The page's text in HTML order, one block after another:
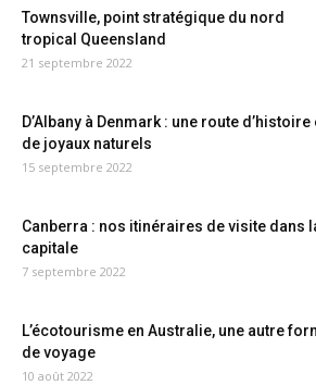
Townsville, point stratégique du nord
tropical Queensland
21 septembre 2022
D’Albany à Denmark : une route d’histoire
de joyaux naturels
15 septembre 2022
Canberra : nos itinéraires de visite dans
capitale
7 septembre 2022
L’écotourisme en Australie, une autre
de voyage
10 août 2022